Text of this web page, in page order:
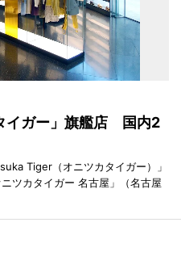
イガー」旗艦店 国内2
Tiger（オニツカタイガー）」
ツカタイガー 名古屋」（名古屋